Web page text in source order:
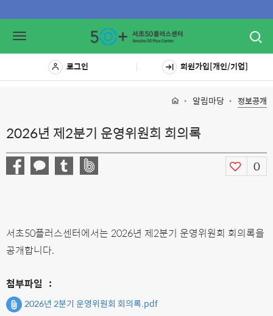
Toggle
로그인 회원가입[개인/기업]
알림마당 정보공개
2026년 제2분기 운영위원회 회의록
0
서초50플러스센터에서는 2026년 제2분기 운영위원회 회의록을
공개합니다.
첨부파일 :
2026년 2분기 운영위원회 회의록.pdf